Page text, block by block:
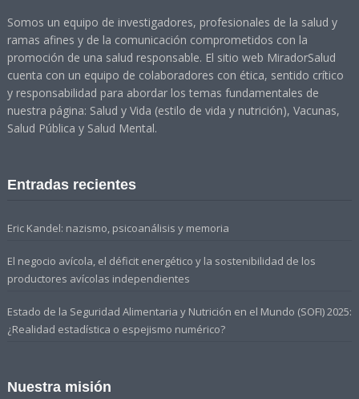
Somos un equipo de investigadores, profesionales de la salud y
ramas afines y de la comunicación comprometidos con la
promoción de una salud responsable. El sitio web MiradorSalud
cuenta con un equipo de colaboradores con ética, sentido crítico
y responsabilidad para abordar los temas fundamentales de
nuestra página: Salud y Vida (estilo de vida y nutrición), Vacunas,
Salud Pública y Salud Mental.
Entradas recientes
Eric Kandel: nazismo, psicoanálisis y memoria
El negocio avícola, el déficit energético y la sostenibilidad de los
productores avícolas independientes
Estado de la Seguridad Alimentaria y Nutrición en el Mundo (SOFI) 2025:
¿Realidad estadística o espejismo numérico?
Nuestra misión